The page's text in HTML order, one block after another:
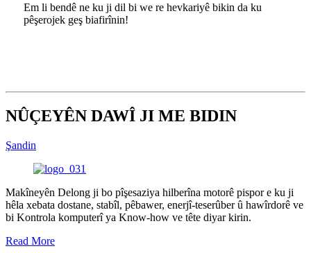
Em li bendê ne ku ji dil bi we re hevkariyê bikin da ku
pêşerojek geş biafirînin!
NÛÇEYÊN DAWÎ JI ME BIDIN
Şandin
Makîneyên Delong ji bo pîşesaziya hilberîna motorê pispor e ku ji
hêla xebata dostane, stabîl, pêbawer, enerjî-teserûber û hawîrdorê ve
bi Kontrola komputerî ya Know-how ve tête diyar kirin.
Read More